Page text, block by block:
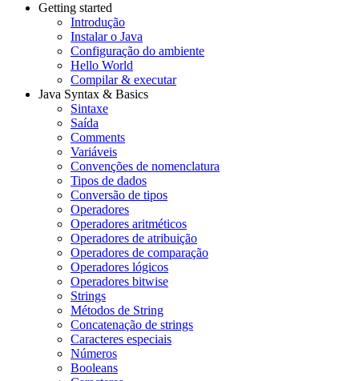
Getting started
Introdução
Instalar o Java
Configuração do ambiente
Hello World
Compilar & executar
Java Syntax & Basics
Sintaxe
Saída
Comments
Variáveis
Convenções de nomenclatura
Tipos de dados
Conversão de tipos
Operadores
Operadores aritméticos
Operadores de atribuição
Operadores de comparação
Operadores lógicos
Operadores bitwise
Strings
Métodos de String
Concatenação de strings
Caracteres especiais
Números
Booleans